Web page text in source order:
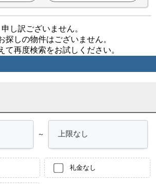
申し訳ございません。
探しの物件はございません。
て再度検索をお試しください。
～
礼金なし